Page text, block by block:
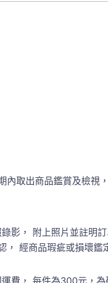
內取出商品鑑賞及檢視
影， 附上照片並註明
經商品瑕疵或損壞鑑
費， 每件為300元，為